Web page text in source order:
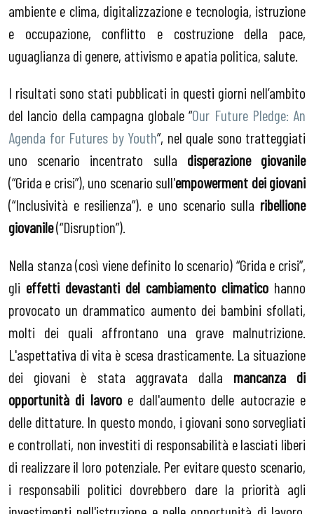
ambiente e clima, digitalizzazione e tecnologia, istruzione
e occupazione, conflitto e costruzione della pace,
uguaglianza di genere, attivismo e apatia politica, salute.
I risultati sono stati pubblicati in questi giorni nell’ambito
del lancio della campagna globale “Our Future Pledge: An
Agenda for Futures by Youth”, nel quale sono tratteggiati
uno scenario incentrato sulla disperazione giovanile
(“Grida e crisi”), uno scenario sull'empowerment dei giovani
(“Inclusività e resilienza”). e uno scenario sulla ribellione
giovanile(“Disruption”).
Nella stanza (così viene definito lo scenario) “Grida e crisi”,
gli effetti devastanti del cambiamento climatico hanno
provocato un drammatico aumento dei bambini sfollati,
molti dei quali affrontano una grave malnutrizione.
L'aspettativa di vita è scesa drasticamente. La situazione
dei giovani è stata aggravata dalla mancanza di
opportunità di lavoroe dall'aumento delle autocrazie e
delle dittature. In questo mondo, i giovani sono sorvegliati
e controllati, non investiti di responsabilità e lasciati liberi
di realizzare il loro potenziale. Per evitare questo scenario,
i responsabili politici dovrebbero dare la priorità agli